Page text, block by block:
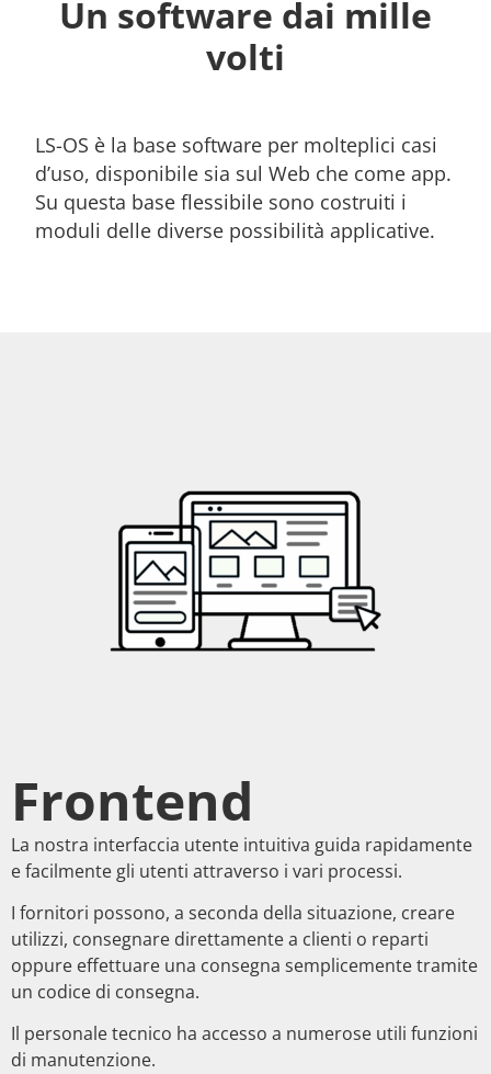
Un software dai mille
volti
LS-OS è la base software per molteplici casi
d’uso, disponibile sia sul Web che come app.
Su questa base flessibile sono costruiti i
moduli delle diverse possibilità applicative.
Frontend
La nostra interfaccia utente intuitiva guida rapidamente
e facilmente gli utenti attraverso i vari processi.
I fornitori possono, a seconda della situazione, creare
utilizzi, consegnare direttamente a clienti o reparti
oppure effettuare una consegna semplicemente tramite
un codice di consegna.
Il personale tecnico ha accesso a numerose utili funzioni
di manutenzione.